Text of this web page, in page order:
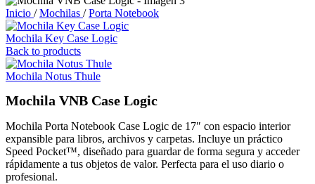
Inicio / Mochilas / Porta Notebook
Mochila Key Case Logic
Back to products
Mochila Notus Thule
Mochila VNB Case Logic
Mochila Porta Notebook Case Logic de 17″ con espacio interior
expansible para libros, archivos y carpetas. Incluye un práctico
Speed Pocket™, diseñado para guardar de forma segura y acceder
rápidamente a tus objetos de valor. Perfecta para el uso diario o
profesional.